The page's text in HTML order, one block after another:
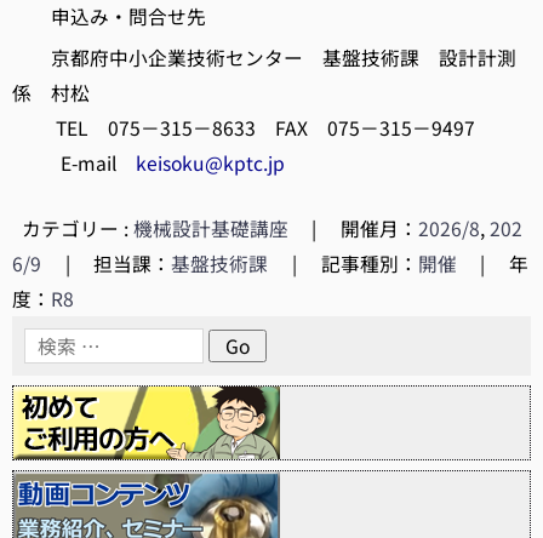
申込み・問合せ先
京都府中小企業技術センター 基盤技術課 設計計測
係 村松
TEL 075－315－8633 FAX 075－315－9497
E-mail keisoku@kptc.jp
カテゴリー :機械設計基礎講座 | 開催月：2026/8,202
6/9
| 担当課：基盤技術課 | 記事種別： 開催 |
年
度： R8